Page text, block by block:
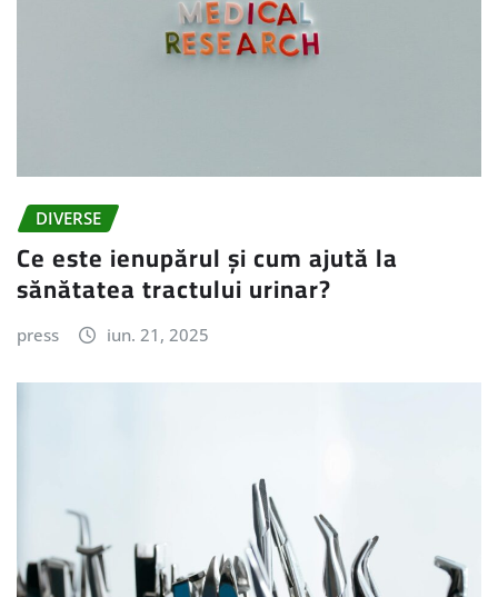
DIVERSE
Ce este ienupărul și cum ajută la
sănătatea tractului urinar?
press iun. 21, 2025